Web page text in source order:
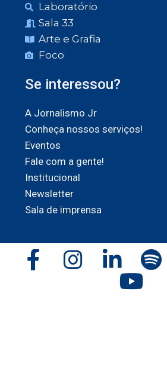
Laboratório
Sala 33
Arte e Grafia
Foco
Se interessou?
A Jornalismo Jr
Conheça nossos serviços!
Eventos
Fale com a gente!
Institucional
Newsletter
Sala de imprensa